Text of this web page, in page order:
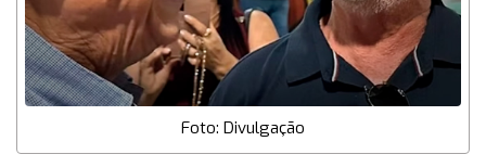
Foto: Divulgação